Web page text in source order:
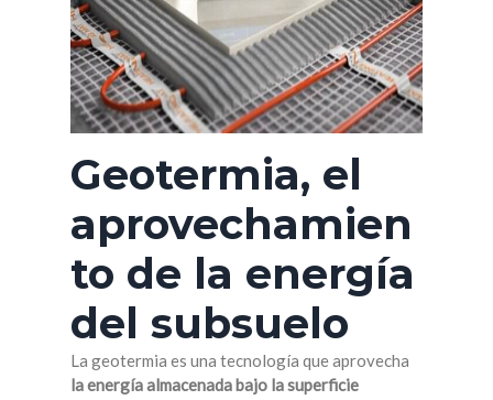
Geotermia, el
aprovechamien
to de la energía
del subsuelo
La geotermia es una tecnología que aprovecha
la energía almacenada bajo la superficie